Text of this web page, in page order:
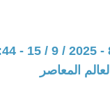
المعاصر